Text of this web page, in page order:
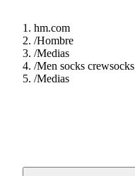
hm.com
/Hombre
/Medias
/Men socks crewsocks
/Medias